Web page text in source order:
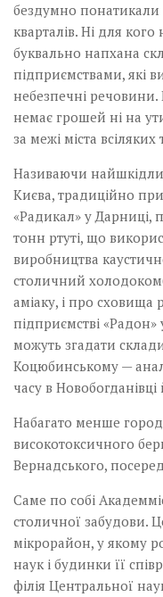
бездумно
кварталів. Ні для
буквально напхана
підприємствами, які
небезпечні речовини.
немає грошей ні на
за межі міста всіляких
Називаючи
Києва, традиційно
«Радикал» у Дарниці,
тонн ртуті, що
виробництва
столичний
аміаку, і про сховища
підприємстві
можуть згадати
Коцюбинському —
часу в
Набагато менше
високотоксичного
Вернадського,
Саме по собі
столичної забудови.
мікрорайон, у якому
наук і будинки її
філія Центральної